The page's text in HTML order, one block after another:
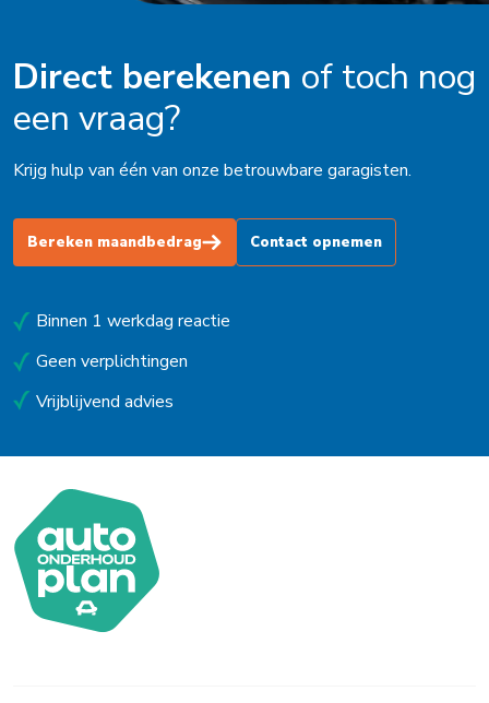
Uitgeest
Urk
Utrecht
Venlo
Waalwijk
Waarland
Waddinxveen
Westerbork
Wieringerwerf
Direct berekenen of toch nog
een vraag?
Krijg hulp van één van onze betrouwbare garagisten.
Bereken maandbedrag Contact opnemen
Binnen 1 werkdag reactie
Geen verplichtingen
Vrijblijvend advies